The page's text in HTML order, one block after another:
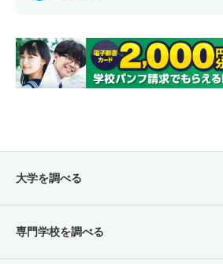
大学を調べる
専門学校を調べる